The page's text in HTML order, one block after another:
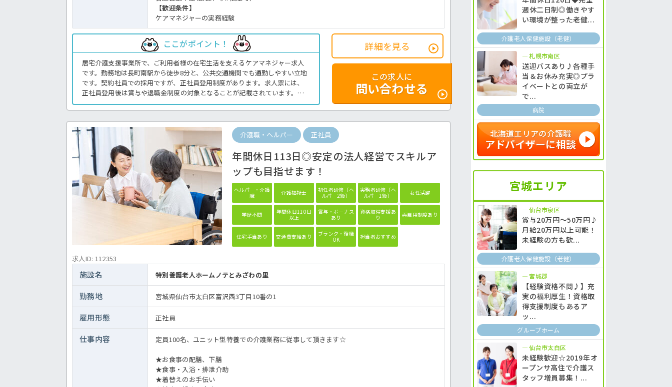
【歓迎条件】
ケアマネジャーの実務経験
ここがポイント！
居宅介護支援事業所で、ご利用者様の在宅生活を支えるケアマネジャー求人
です。勤務地は長町南駅から徒歩8分と、公共交通機関でも通勤しやすい立地
です。契約社員での採用ですが、正社員登用制度があります。求人票には、
正社員登用後は賞与や退職金制度の対象となることが記載されています。東
証上場グループ企業が運営しており、介護保険事業を展開する法人で働けま
す。
詳細を見る
この求人に
問い合わせる
※画像はイメージです。
介護職・ヘルパー 正社員
年間休日113日◎安定の法人経営でスキルア
ップも目指せます！
ヘルパー・介護
職
介護福祉士
初任者研修（ヘ
ルパー2級）
実務者研修（ヘ
ルパー1級）
女性活躍
学歴不問
年間休日110日
以上
賞与・ボーナス
あり
資格取得支援あ
り
再雇用制度あり
住宅手当あり 交通費支給あり
ブランク・復職
OK
担当者おすすめ
求人ID: 112353
施設名 特別養護老人ホームノテとみざわの里
勤務地 宮城県仙台市太白区富沢西3丁目10番の1
雇用形態 正社員
仕事内容 定員100名、ユニット型特養での介護業務に従事して頂きます☆
★お食事の配膳、下膳
★食事・入浴・排泄介助
★着替えのお手伝い
週休二日制◎働きやす
い環境が整った老健...
介護老人保健施設（老健）
札幌市南区
送迎バスあり♪各種手
当＆お休み充実◎プラ
イベートとの両立が
で...
病院
北海道エリアの介護職
アドバイザーに相談
宮城エリア
仙台市泉区
賞与20万円～50万円♪
月給20万円以上可能！
未経験の方も歓...
介護老人保健施設（老健）
宮城郡
【経験資格不問♪】充
実の福利厚生！資格取
得支援制度もあるア
ッ...
グループホーム
仙台市太白区
未経験歓迎☆2019年オ
ープンサ高住で介護ス
タッフ増員募集！...